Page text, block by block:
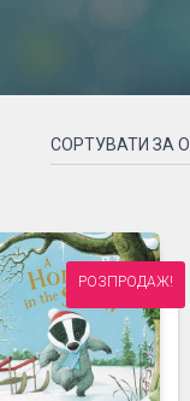
РОЗПРОДАЖ!